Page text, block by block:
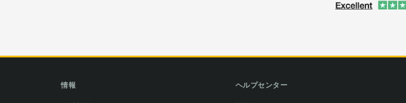
情報 ヘルプセンター